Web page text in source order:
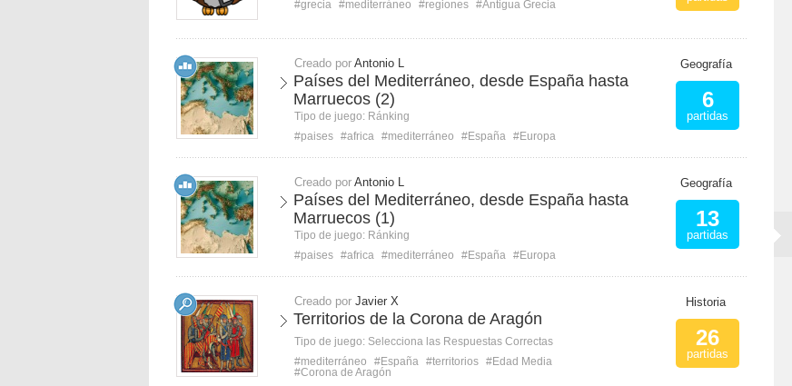
#grecia #mediterráneo #regiones #Antigua Grecia
Creado por Antonio L
Países del Mediterráneo, desde España hasta
Marruecos (2)
Tipo de juego: Ránking
#paises #africa #mediterráneo #España #Europa
Geografía
6
partidas
Creado por Antonio L
Países del Mediterráneo, desde España hasta
Marruecos (1)
Tipo de juego: Ránking
#paises #africa #mediterráneo #España #Europa
Geografía
13
partidas
Creado por Javier X
Territorios de la Corona de Aragón
Tipo de juego: Selecciona las Respuestas Correctas
#mediterráneo
#España #territorios #Edad Media
#Corona de Aragón
Historia
26
partidas